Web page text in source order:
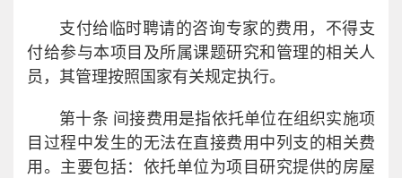
支付给临时聘请的咨询专家的费用，不得支
付给参与本项目及所属课题研究和管理的相关人
员，其管理按照国家有关规定执行。
第十条 间接费用是指依托单位在组织实施项
目过程中发生的无法在直接费用中列支的相关费
用。主要包括：依托单位为项目研究提供的房屋